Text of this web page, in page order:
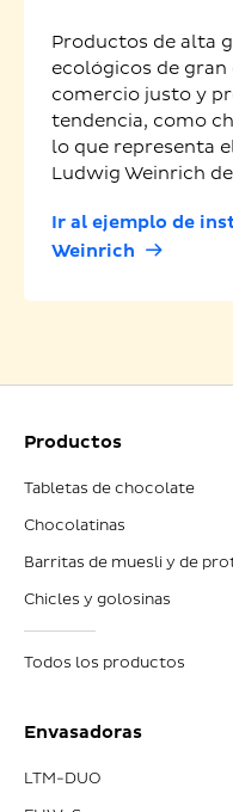
Productos de alta
ecológicos de
comercio justo y
tendencia, como
lo que representa
Ludwig Weinrich
Ir al ejemplo de
Weinrich
Productos
Tabletas de chocolate
Chocolatinas
Barritas de muesli y de
Chicles y golosinas
Todos los productos
Envasadoras
LTM-DUO